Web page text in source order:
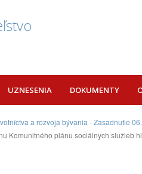
UZNESENIA DOKUMENTY
a rozvoja bývania - Zasadnutie
Komunitného plánu sociálnych služieb